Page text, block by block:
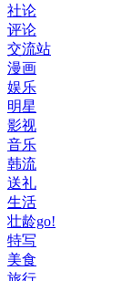
社论
评论
交流站
漫画
娱乐
明星
影视
音乐
韩流
送礼
生活
壮龄go!
特写
美食